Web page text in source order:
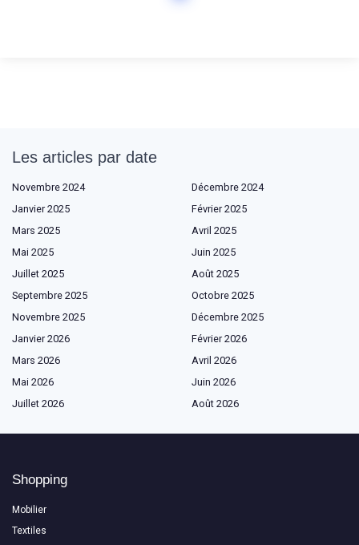
Les articles par date
Novembre 2024
Décembre 2024
Janvier 2025
Février 2025
Mars 2025
Avril 2025
Mai 2025
Juin 2025
Juillet 2025
Août 2025
Septembre 2025
Octobre 2025
Novembre 2025
Décembre 2025
Janvier 2026
Février 2026
Mars 2026
Avril 2026
Mai 2026
Juin 2026
Juillet 2026
Août 2026
Shopping
Mobilier
Textiles